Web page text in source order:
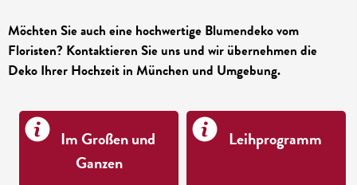
Möchten Sie auch eine hochwertige Blumendeko vom
Floristen? Kontaktieren Sie uns und wir übernehmen die
Deko Ihrer Hochzeit in München und Umgebung.
Im Großen und
Ganzen
Leihprogramm